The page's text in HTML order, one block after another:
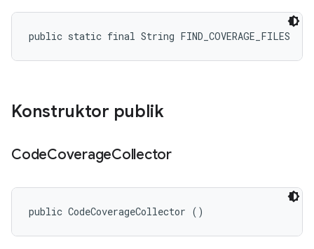
public static final String FIND_COVERAGE_FILES
Konstruktor publik
CodeCoverageCollector
public CodeCoverageCollector ()